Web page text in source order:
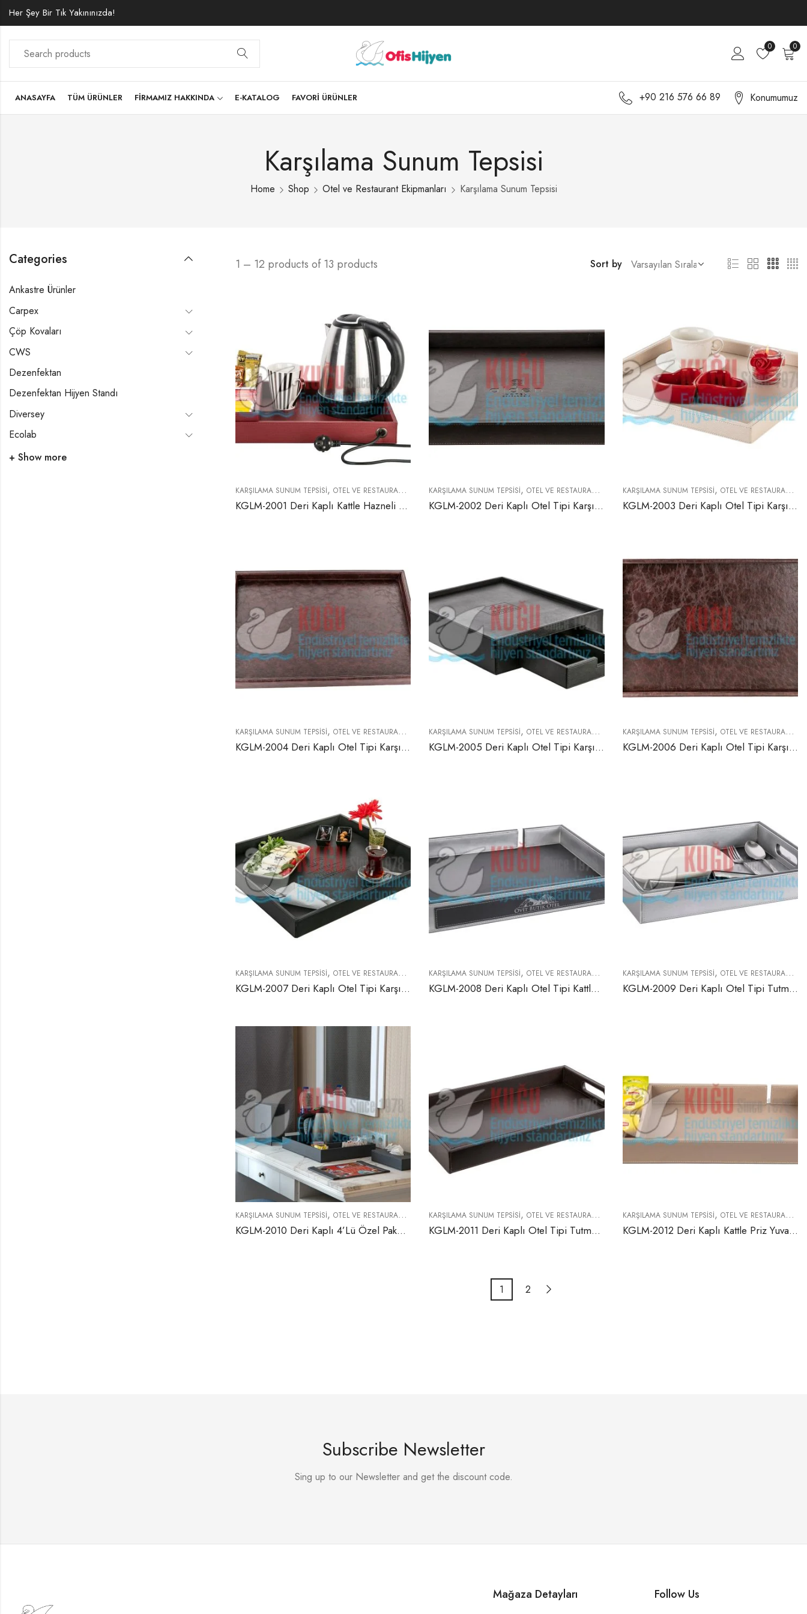
Her Şey Bir Tık Yakınınızda!
0 0
ANASAYFA TÜM ÜRÜNLER FIRMAMIZ HAKKINDA E-KATALOG FAVORI ÜRÜNLER +90 216 576 66 89 Konumumuz
Karşılama Sunum Tepsisi
Home Shop Otel ve Restaurant Ekipmanları Karşılama Sunum Tepsisi
1 – 12 products of 13 products Sort by
KARŞILAMA SUNUM TEPSISI, OTEL VE RESTAURANT EKIPMANLARI
KGLM-2001 Deri Kaplı Kattle Hazneli ve Priz Yuvalı İkramlık Hazneli Otel Tipi Karşılama Sunum Tepsisi
KARŞILAMA SUNUM TEPSISI,OTEL VE RESTAURANT EKIPMANLARI
KGLM-2002 Deri Kaplı Otel Tipi Karşılama Sunum Tepsisi
KARŞILAMA SUNUM TEPSISI, OTEL VE RESTAURANT EKIPMANLARI
KGLM-2003 Deri Kaplı Otel Tipi Karşılama Sunum Tepsisi
KARŞILAMA SUNUM TEPSISI, OTEL VE RESTAURANT EKIPMANLARI
KGLM-2004 Deri Kaplı Otel Tipi Karşılama Sunum Tepsisi
KARŞILAMA SUNUM TEPSISI,OTEL VE RESTAURANT EKIPMANLARI
KGLM-2005 Deri Kaplı Otel Tipi Karşılama Sunum Alttan Tepsili İkramlık Hazneli
KARŞILAMA SUNUM TEPSISI, OTEL VE RESTAURANT EKIPMANLARI
KGLM-2006 Deri Kaplı Otel Tipi Karşılama Sunum Tepsisi
KARŞILAMA SUNUM TEPSISI, OTEL VE RESTAURANT EKIPMANLARI
KGLM-2007 Deri Kaplı Otel Tipi Karşılama Sunum Tepsisi
KARŞILAMA SUNUM TEPSISI,OTEL VE RESTAURANT EKIPMANLARI
KGLM-2008 Deri Kaplı Otel Tipi Kattle Priz Hazneli Karşılama Sunum Tepsisi
KARŞILAMA SUNUM TEPSISI, OTEL VE RESTAURANT EKIPMANLARI
KGLM-2009 Deri Kaplı Otel Tipi Tutma Saplı Karşılama Sunum Tepsisi
KARŞILAMA SUNUM TEPSISI, OTEL VE RESTAURANT EKIPMANLARI
KGLM-2010 Deri Kaplı 4’Lü Özel Paket (Otel Tipi Karşılama Sunum Tepsisi, Mendil Kutusu, Menü ve Karşılama Yazısı)
KARŞILAMA SUNUM TEPSISI,OTEL VE RESTAURANT EKIPMANLARI
KGLM-2011 Deri Kaplı Otel Tipi Tutma Saplı Karşılama Sunum Tepsisi
KARŞILAMA SUNUM TEPSISI, OTEL VE RESTAURANT EKIPMANLARI
KGLM-2012 Deri Kaplı Kattle Priz Yuvalı İkramlık Hazneli Otel Tipi Karşılama Sunum Tepsisi
1 2
Categories
Ankastre Ürünler
Carpex
Çöp Kovaları
CWS
Dezenfektan
Dezenfektan Hijyen Standı
Diversey
Ecolab
+ Show more
Subscribe Newsletter
Sing up to our Newsletter and get the discount code.
Mağaza Detayları Follow Us